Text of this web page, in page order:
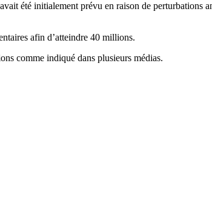
été initialement prévu en raison de perturbations
afin d’atteindre 40 millions.
comme indiqué dans plusieurs médias.